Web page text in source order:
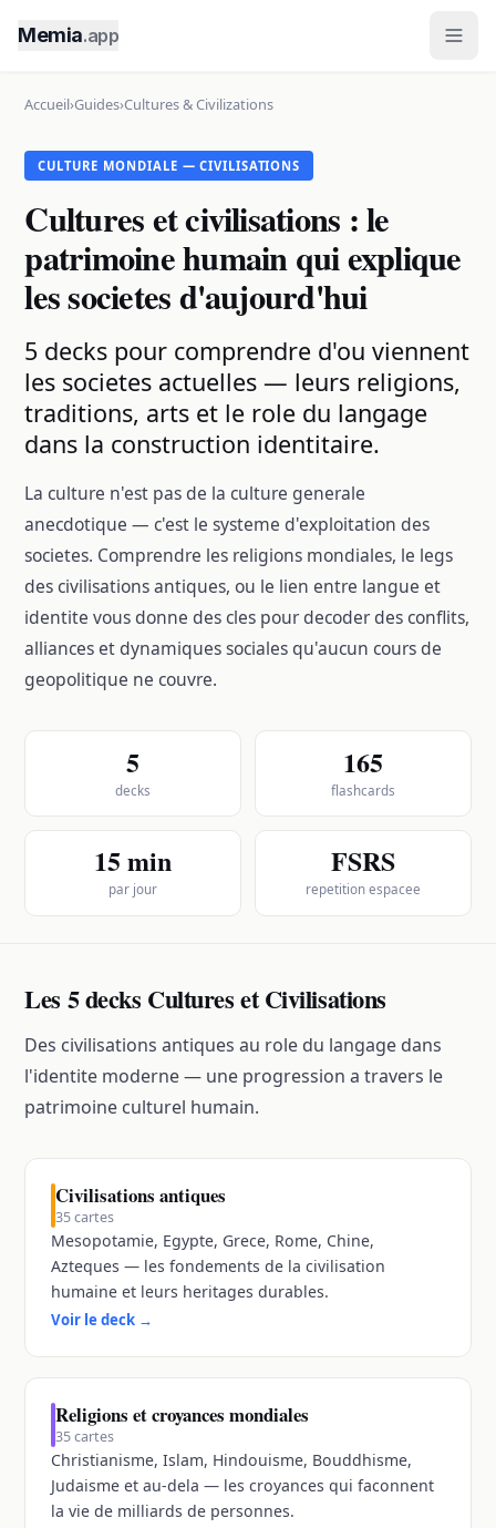
Memia.app
Accueil›Guides›Cultures & Civilizations
CULTURE MONDIALE — CIVILISATIONS
Cultures et civilisations : le
patrimoine humain qui explique
les societes d'aujourd'hui
5 decks pour comprendre d'ou viennent
les societes actuelles — leurs religions,
traditions, arts et le role du langage
dans la construction identitaire.
La culture n'est pas de la culture generale
anecdotique — c'est le systeme d'exploitation des
societes. Comprendre les religions mondiales, le legs
des civilisations antiques, ou le lien entre langue et
identite vous donne des cles pour decoder des conflits,
alliances et dynamiques sociales qu'aucun cours de
geopolitique ne couvre.
5
decks
165
flashcards
15 min
par jour
FSRS
repetition espacee
Les 5 decks Cultures et Civilisations
Des civilisations antiques au role du langage dans
l'identite moderne — une progression a travers le
patrimoine culturel humain.
Civilisations antiques
35cartes
Mesopotamie, Egypte, Grece, Rome, Chine,
Azteques — les fondements de la civilisation
humaine et leurs heritages durables.
Voir le deck→
Religions et croyances mondiales
35cartes
Christianisme, Islam, Hindouisme, Bouddhisme,
Judaisme et au-dela — les croyances qui faconnent
la vie de milliards de personnes.